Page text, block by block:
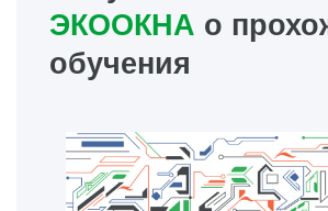
ЭКООКНА о
обучения